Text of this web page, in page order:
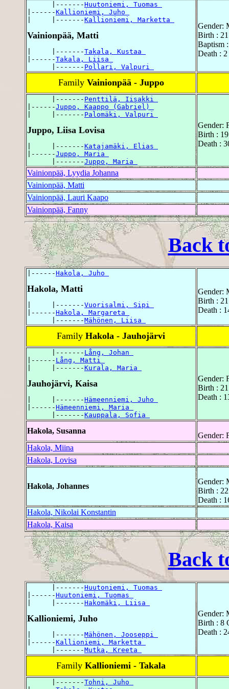
      |-------
Huutoniemi, Tuomas
|------Kallioniemi, Juho
|     |-------Kallioniemi, Marketta
Vainionpää, Matti
|     |-------Takala, Kustaa
|------Takala, Liisa
      |-------
Pollari, Valpuri
Gender:
Birth :
Baptism
Death :
Family Vainionpää - Juppo
      |-------
Penttilä, Iisakki
|------Juppo, Kaappo (Gabriel)
|     |------- Palomäki, Valpuri
Juppo, Liisa Lovisa
|     |-------Katajamäki, Elias
|------Juppo, Maria
      |-------
Juppo, Maria
Gender:
Birth :
Death :
Vainionpää, Lyydia Johanna
Vainionpää, Matti
Vainionpää, Lauri Kaapo
Vainionpää, Fanny
Back
|------Hakola, Juho
Hakola, Matti
|     |-------Vuorisalmi, Sipi
|------Hakola, Margareta
      |-------
Mähönen, Liisa
Gender:
Birth :
Death :
Family Hakola - Jauhojärvi
      |-------
Lång, Johan
|------ Lång, Matti
|     |-------Kurala, Maria
Jauhojärvi, Kaisa
|     |-------Hämeenniemi, Juho
|------Hämeenniemi, Maria
      |-------
Kauppala, Sofia
Gender:
Birth :
Death :
Hakola, Susanna
Gender:
Hakola, Miina
Hakola, Lovisa
Hakola, Johannes
Gender:
Birth :
Death :
Hakola, Nikolai Konstantin
Hakola, Kaisa
Back
      |-------
Huutoniemi, Tuomas
|------Huutoniemi, Tuomas
|     |-------Hakomäki, Liisa
Kallioniemi, Juho
|     |-------Mähönen, Jooseppi
|------Kallioniemi, Marketta
      |-------
Mutka, Kreeta
Gender:
Birth : 8
Death :
Family Kallioniemi - Takala
      |-------
Tohni, Juho